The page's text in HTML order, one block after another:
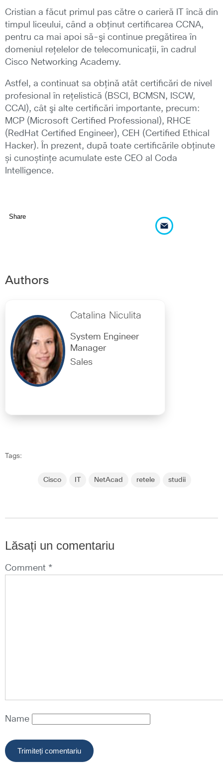
Cristian a făcut primul pas către o carieră IT încă din
timpul liceului, când a obţinut certificarea CCNA,
pentru ca mai apoi să-şi continue pregătirea în
domeniul reţelelor de telecomunicaţii, în cadrul
Cisco Networking Academy.
Astfel, a continuat sa obţină atât certificări de nivel
profesional în reţelistică (BSCI, BCMSN, ISCW,
CCAI), cât şi alte certificări importante, precum:
MCP (Microsoft Certified Professional), RHCE
(RedHat Certified Engineer), CEH (Certified Ethical
Hacker). În prezent, după toate certificările obținute
și cunoștințe acumulate este CEO al Coda
Intelligence.
Share
Authors
Catalina Niculita
System Engineer
Manager
Sales
Tags:
Cisco NetAcad retele studii
Lăsați un comentariu
Comment *
Name